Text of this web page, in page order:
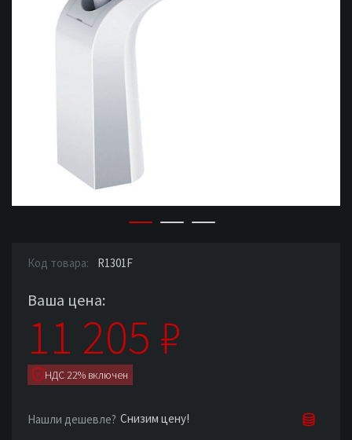
Код товара: R1301F
Ваша цена:
11 205 ₽
НДС 22% включен
Нашли дешевле? Снизим цену!